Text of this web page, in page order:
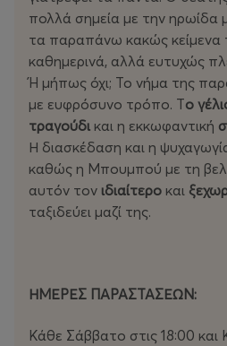
πολλά σημεία με την ηρωίδα
τα παραπάνω κακώς κείμενα
καθημερινά, αλλά ευτυχώς
Ή μήπως όχι; Το νήμα της
με ευφρόσυνο τρόπο. Το
τραγούδι και η εκκωφαντική
Η διασκέδαση και η
καθώς η Μπουμπού με τη
αυτόν τον ιδιαίτερο και
ταξιδεύει μαζί της.
ΗΜΕΡΕΣ ΠΑΡΑΣΤΑΣΕΩΝ:
Κάθε Σάββατο στις 18:00 και